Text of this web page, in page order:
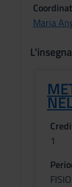
Maria
1